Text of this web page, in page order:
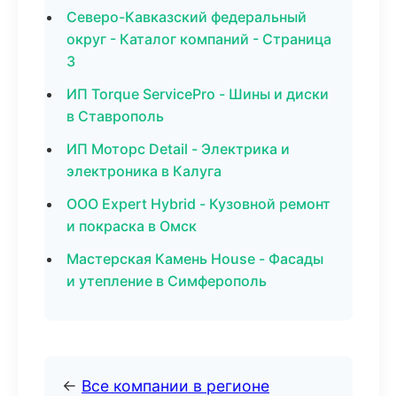
Северо-Кавказский федеральный
округ - Каталог компаний - Страница
3
ИП Torque ServicePro - Шины и диски
в Ставрополь
ИП Моторс Detail - Электрика и
электроника в Калуга
ООО Expert Hybrid - Кузовной ремонт
и покраска в Омск
Мастерская Камень House - Фасады
и утепление в Симферополь
← Все компании в регионе